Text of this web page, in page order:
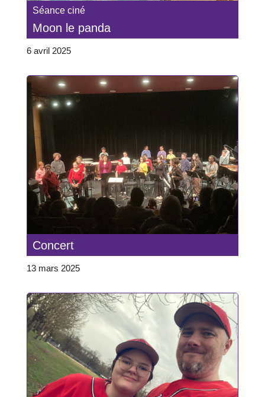
Séance ciné
Moon le panda
6 avril 2025
Concert
13 mars 2025